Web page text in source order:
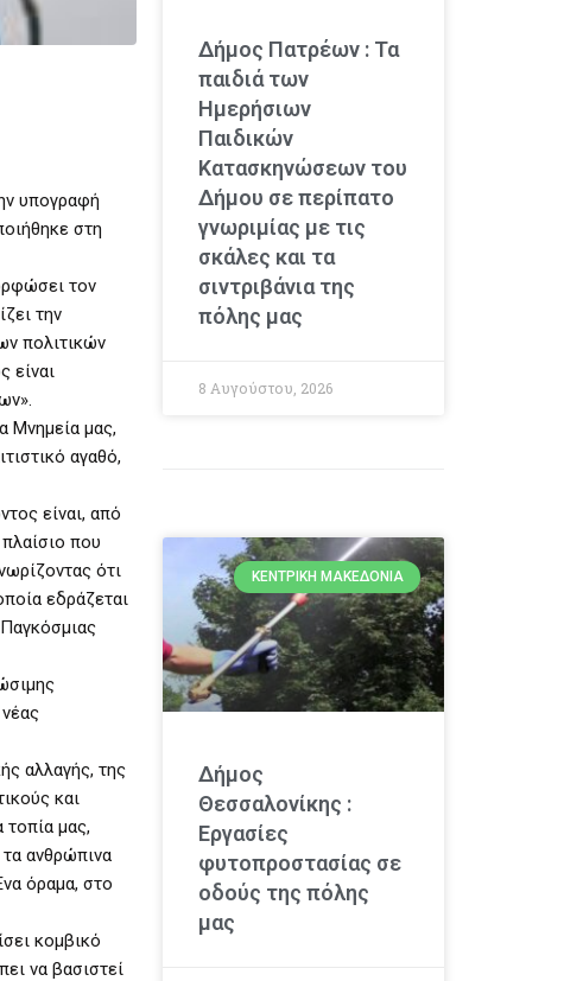
υπογραφή
στη
τον
την
πολιτικών
είναι
Μνημεία μας,
αγαθό,
είναι, από
που
ότι
εδράζεται
αλλαγής, της
και
μας,
ανθρώπινα
όραμα, στο
κομβικό
να βασιστεί
Δήμος Πατρέων : Τα
παιδιά των
Ημερήσιων
Παιδικών
Κατασκηνώσεων του
Δήμου σε περίπατο
γνωριμίας με τις
σκάλες και τα
σιντριβάνια της
πόλης μας
8 Αυγούστου, 2026
ΚΕΝΤΡΙΚΉ ΜΑΚΕΔΟΝΊΑ
Δήμος
Θεσσαλονίκης :
Εργασίες
φυτοπροστασίας σε
οδούς της πόλης
μας